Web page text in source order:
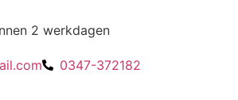
2 werkdagen
0347-372182